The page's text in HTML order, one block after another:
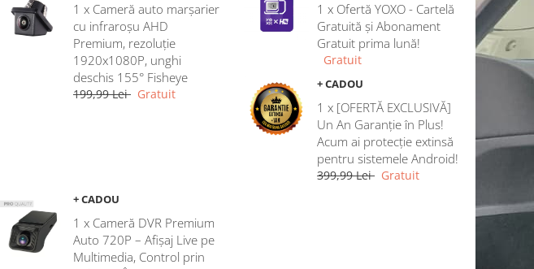
1 x Cameră auto marșarier
cu infraroșu AHD
Premium, rezoluție
1920x1080P, unghi
deschis 155° Fisheye
199,99 Lei Gratuit
1 x Ofertă YOXO - Cartelă
Gratuită și Abonament
Gratuit prima lună!
Gratuit
+ CADOU
1 x [OFERTĂ EXCLUSIVĂ]
Un An Garanție în Plus!
Acum ai protecție extinsă
pentru sistemele Android!
399,99 Lei Gratuit
+ CADOU
1 x Cameră DVR Premium
Auto 720P – Afișaj Live pe
Multimedia, Control prin